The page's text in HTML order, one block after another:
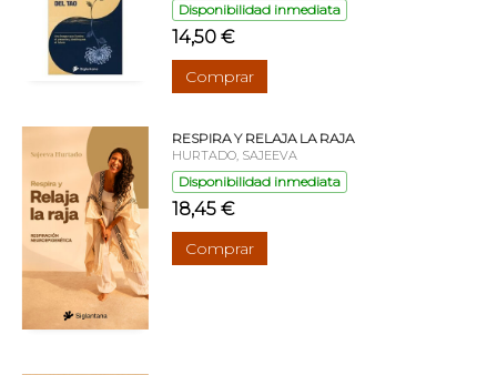
Disponibilidad inmediata
14,50 €
Comprar
RESPIRA Y RELAJA LA RAJA
HURTADO, SAJEEVA
Disponibilidad inmediata
18,45 €
Comprar